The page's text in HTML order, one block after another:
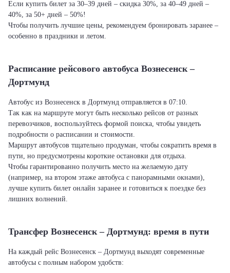
Если купить билет за 30–39 дней – скидка 30%, за 40–49 дней –
40%, за 50+ дней – 50%!
Чтобы получить лучшие цены, рекомендуем бронировать заранее –
особенно в праздники и летом.
Расписание рейсового автобуса Вознесенск –
Дортмунд
Автобус из Вознесенск в Дортмунд отправляется в 07:10.
Так как на маршруте могут быть несколько рейсов от разных
перевозчиков, воспользуйтесь формой поиска, чтобы увидеть
подробности о расписании и стоимости.
Маршрут автобусов тщательно продуман, чтобы сократить время в
пути, но предусмотрены короткие остановки для отдыха.
Чтобы гарантированно получить место на желаемую дату
(например, на втором этаже автобуса с панорамными окнами),
лучше купить билет онлайн заранее и готовиться к поездке без
лишних волнений.
Трансфер Вознесенск – Дортмунд: время в пути
На каждый рейс Вознесенск – Дортмунд выходят современные
автобусы с полным набором удобств: